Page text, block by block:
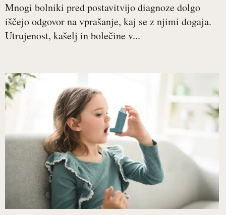
Mnogi bolniki pred postavitvijo diagnoze dolgo
iščejo odgovor na vprašanje, kaj se z njimi dogaja.
Utrujenost, kašelj in bolečine v...